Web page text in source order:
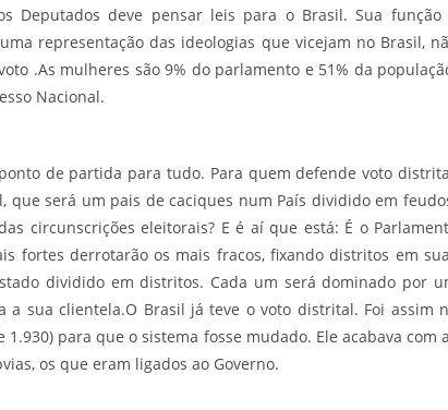
Deputados deve pensar leis para o Brasil. Sua função
representação das ideologias que vicejam no Brasil,
.As mulheres são 9% do parlamento e 51% da
Nacional.
de partida para tudo. Para quem defende voto
será um pais de caciques num País dividido em
circunscrições eleitorais? E é aí que está: É o
fortes derrotarão os mais fracos, fixando distritos em
dividido em distritos. Cada um será dominado por
sua clientela.O Brasil já teve o voto distrital. Foi assim
para que o sistema fosse mudado. Ele acabava com
os que eram ligados ao Governo.